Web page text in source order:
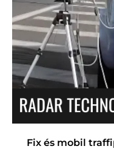
Fix és mobil